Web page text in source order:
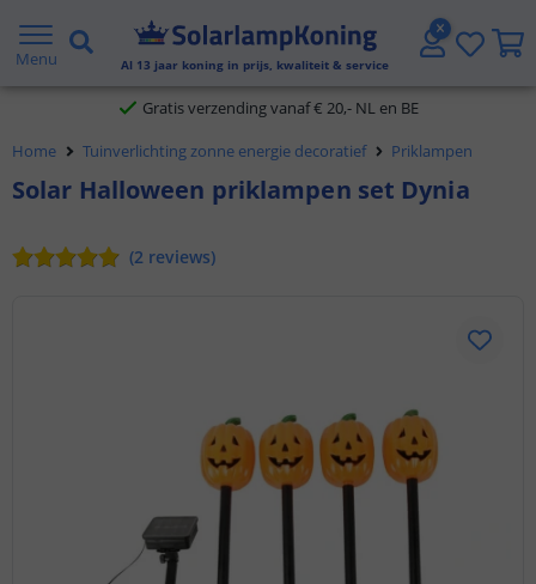
Menu Al 13 jaar koning in prijs, kwaliteit & service
2 jaar garantie
Gratis verzending vanaf € 20,- NL en BE
Klantbeoordeling 9.1
Home Tuinverlichting zonne energie decoratief Priklampen
Solar Halloween priklampen set Dynia
(2 reviews)